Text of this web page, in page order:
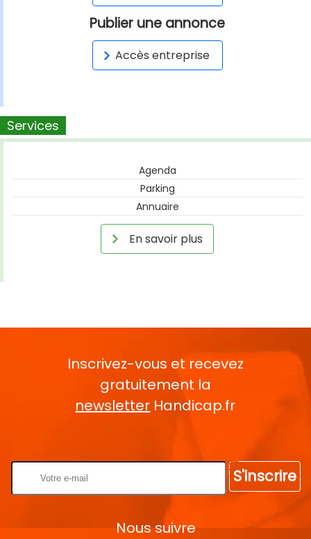
Publier une annonce
Accès entreprise
Services
Agenda
Parking
Annuaire
En savoir plus
Inscrivez-vous et recevez
gratuitement la
newsletter Handicap.fr
S'inscrire
Nous suivre